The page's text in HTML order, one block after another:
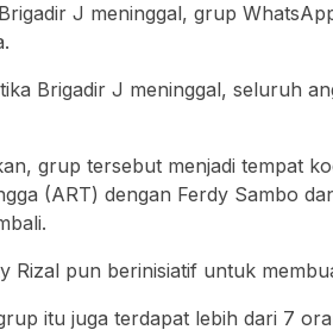
J meninggal, grup
Brigadir J meninggal, seluruh
grup tersebut menjadi tempat
(ART) dengan Ferdy Sambo
Rizal pun berinisiatif untuk
itu juga terdapat lebih dari 7